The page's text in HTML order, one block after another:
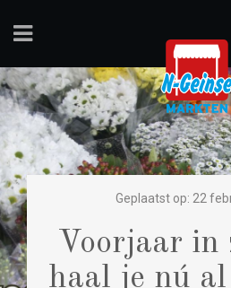
Geplaatst op: 22
Voorjaar in
haal je nú